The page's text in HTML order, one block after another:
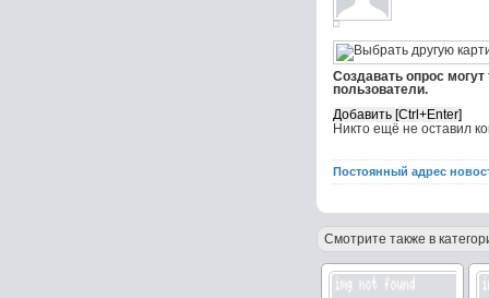
Создавать опрос
пользователи.
Никто ещё не оставил
Постоянный адрес
Смотрите также в